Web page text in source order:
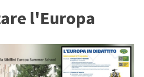
l'Europa